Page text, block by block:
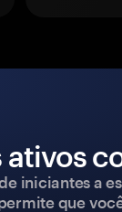
iniciantes a
que